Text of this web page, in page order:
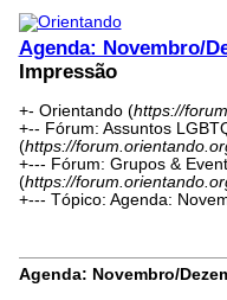
Agenda: Novembro/
Impressão
+- Orientando (https://
+-- Fórum: Assuntos
(https://
+--- Fórum: Grupos &
(https://
+--- Tópico: Agenda:
Agenda: Novembro/